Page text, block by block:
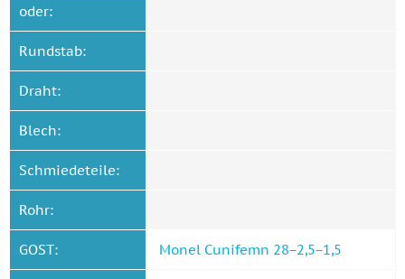
oder:
Rundstab:
Draht:
Blech:
Schmiedeteile:
Rohr:
GOST: Monel Cunifemn 28−2,5−1,5